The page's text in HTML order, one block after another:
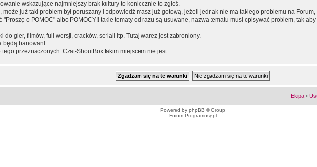
wskazujące najmniejszy brak kultury to koniecznie to zgłoś.
może już taki problem był poruszany i odpowiedź masz już gotową, jeżeli jednak nie ma takiego problemu na Forum,
o POMOC" albo POMOCY!! takie tematy od razu są usuwane, nazwa tematu musi opisywać problem, tak
do gier, filmów, full wersji, cracków, seriali itp. Tutaj warez jest zabroniony.
będą banowani.
przeznaczonych. Czat-ShoutBox takim miejscem nie jest.
Ekipa •
Powered by phpBB © Group
Forum Programosy.pl